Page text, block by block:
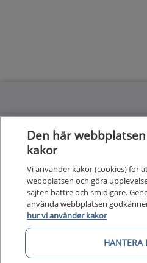
Kunskapsstöd
Om 1177 för vårdpersonal
Digital tillgänglighet
Den här
kakor
Vi använder kakor (cookies) för
webbplatsen och göra
sajten bättre och smidigare.
använda webbplatsen
hur vi använder kakor
HANTERA